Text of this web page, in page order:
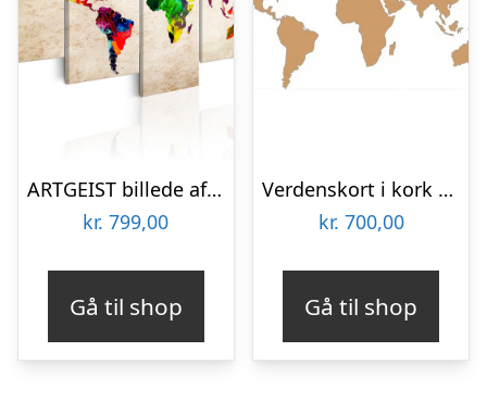
ARTGEIST billede af verdenskort – Verdenskort: Abstract Fantasy – Flere størrelser 100×50
kr. 799,00
Gå til shop
Verdenskort i kork 80×150 cm.
kr. 700,00
Gå til shop